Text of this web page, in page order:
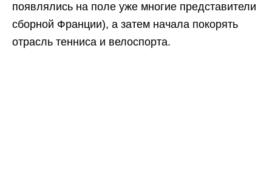
появлялись на поле уже многие представители
сборной Франции), а затем начала покорять
отрасль тенниса и велоспорта.